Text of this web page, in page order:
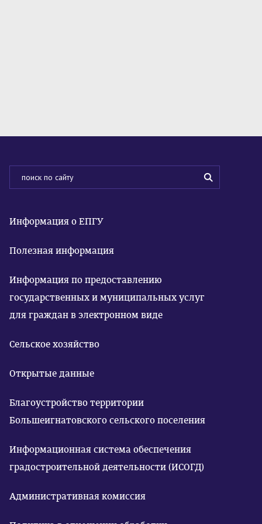
Информация о ЕПГУ
Полезная информация
Информация по предоставлению
государственных и муниципальных услуг
для граждан в электронном виде
Сельское хозяйство
Открытые данные
Благоустройство территории
Большеигнатовского сельского поселения
Информационная система обеспечения
градостроительной деятельности (ИСОГД)
Административная комиссия